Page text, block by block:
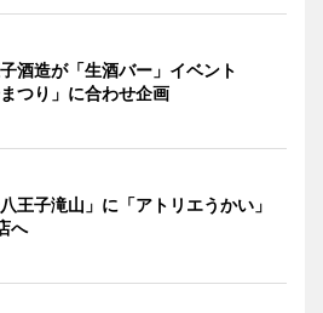
酒造が「生酒バー」イベント
まつり」に合わせ企画
八王子滝山」に「アトリエうかい」
へ